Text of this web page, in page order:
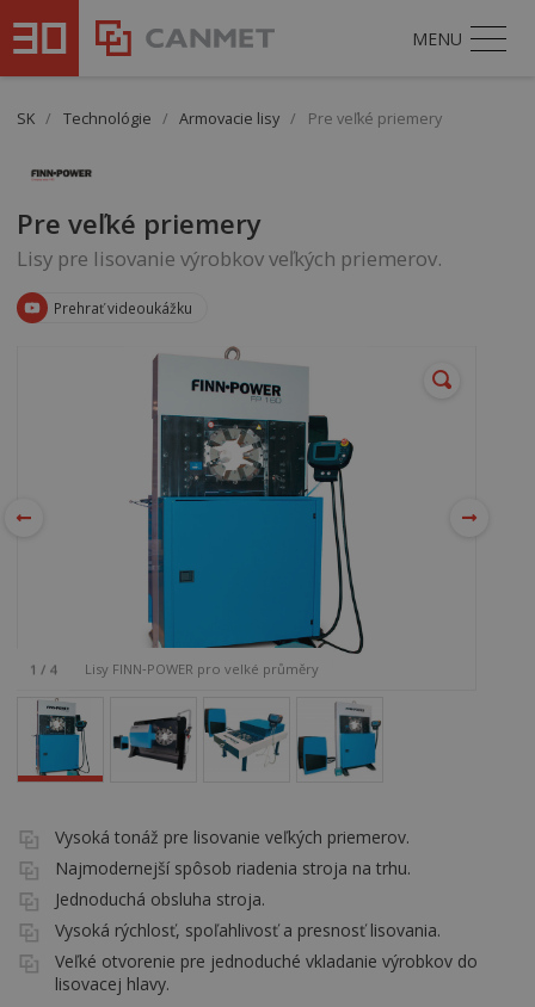
MENU
SK / Technológie / Armovacie lisy / Pre veľké priemery
Pre veľké priemery
Lisy pre lisovanie výrobkov veľkých priemerov.
Prehrať videoukážku
1 / 4 Lisy FINN‑POWER pro velké průměry
Vysoká tonáž pre lisovanie veľkých priemerov.
Najmodernejší spôsob riadenia stroja na trhu.
Jednoduchá obsluha stroja.
Vysoká rýchlosť, spoľahlivosť a presnosť lisovania.
Veľké otvorenie pre jednoduché vkladanie výrobkov do
lisovacej hlavy.